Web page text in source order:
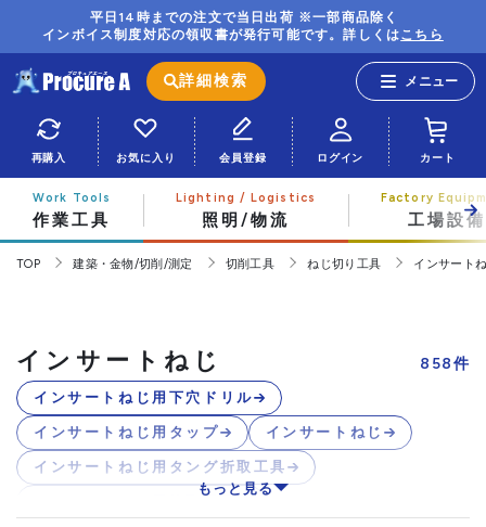
平日14時までの注文で当日出荷 ※一部商品除く
インボイス制度対応の領収書が発行可能です。詳しくはこちら
詳細検索
再購入 お気に入り 会員登録 ログイン カート
作業工具 照明/物流 工場設備
TOP 建築・金物/切削/測定 切削工具 ねじ切り工具 インサート
インサートねじ 858件
インサートねじ用下穴ドリル
インサートねじ用タップ インサートねじ
インサートねじ用タング折取工具
もっと見る